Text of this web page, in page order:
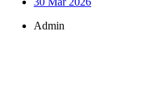
Admin